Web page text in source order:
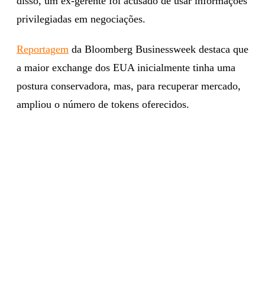
privilegiadas em negociações.
Reportagem da Bloomberg Businessweek destaca que
a maior exchange dos EUA inicialmente tinha uma
postura conservadora, mas, para recuperar mercado,
ampliou o número de tokens oferecidos.